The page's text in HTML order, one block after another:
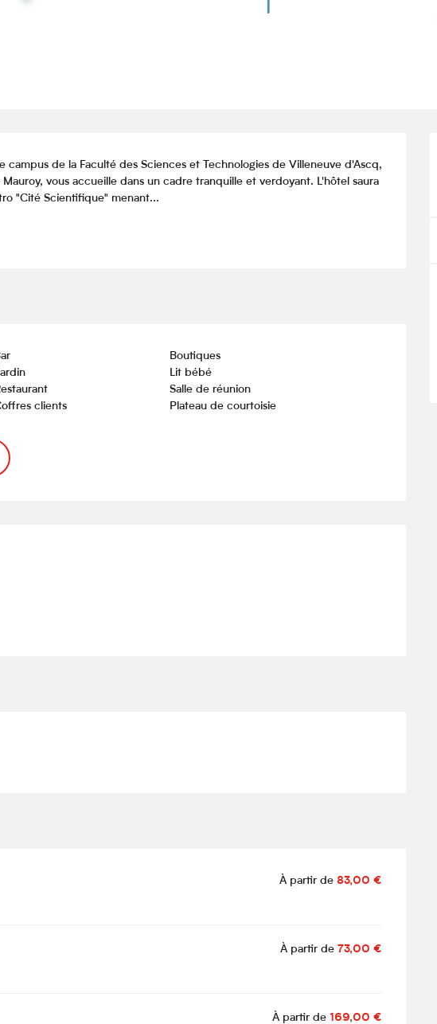
campus de la Faculté des Sciences et Technologies de Villeneuve d'Ascq,
vous accueille dans un cadre tranquille et verdoyant. L'hôtel saura
"Cité Scientifique" menant...
Boutiques
Lit bébé
Salle de réunion
clients Plateau de courtoisie
À partir de83,00 €
À partir de73,00 €
À partir de169,00 €